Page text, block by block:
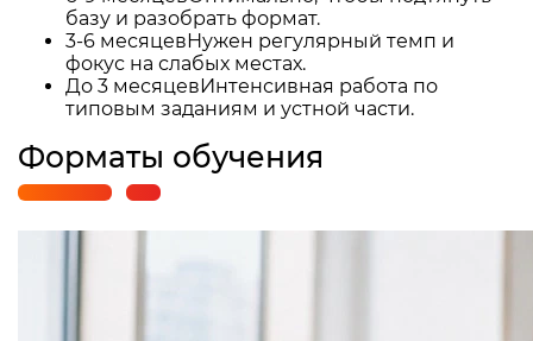
базу и разобрать формат.
3-6 месяцевНужен регулярный темп и
фокус на слабых местах.
До 3 месяцевИнтенсивная работа по
типовым заданиям и устной части.
Форматы обучения